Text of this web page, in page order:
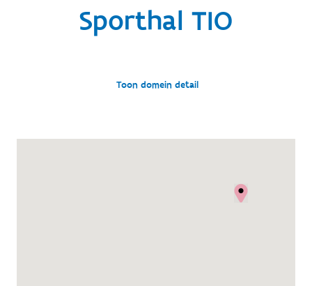
Sporthal TIO
Toon domein detail